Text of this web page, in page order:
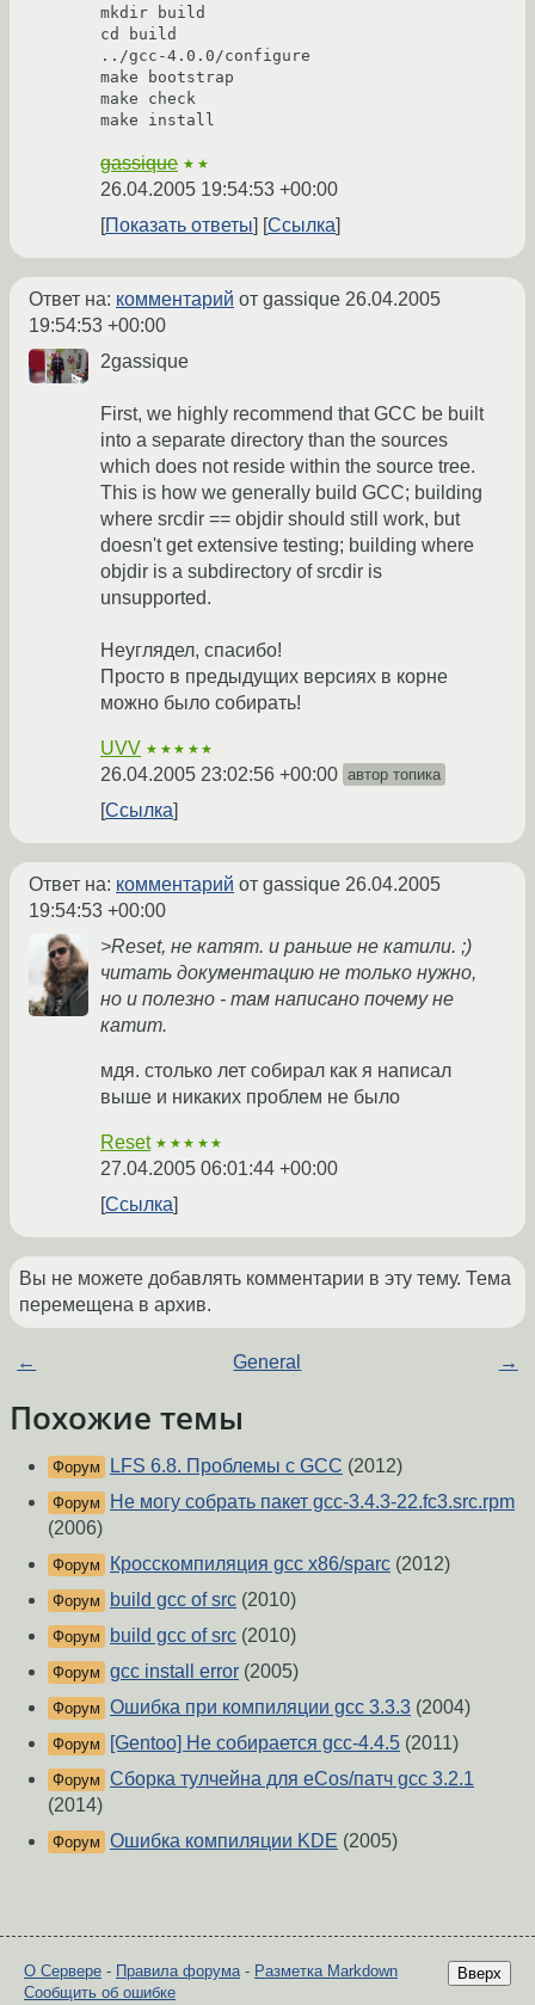
mkdir build
cd build
../gcc-4.0.0/configure
make bootstrap
make check
gassique ★★
26.04.2005 19:54:53 +00:00
Показать ответы
Ссылка
Ответ на: комментарий от gassique 26.04.2005
19:54:53 +00:00
2gassique
First, we highly recommend that GCC be built
into a separate directory than the sources
which does not reside within the source tree.
This is how we generally build GCC; building
where srcdir == objdir should still work, but
doesn't get extensive testing; building where
objdir is a subdirectory of srcdir is
unsupported.
Неуглядел, спасибо!
Просто в предыдущих версиях в корне
можно было собирать!
UVV ★★★★★
26.04.2005 23:02:56 +00:00 автор топика
Ссылка
Ответ на: комментарий от gassique 26.04.2005
19:54:53 +00:00
>Reset, не катят. и раньше не катили. ;)
читать документацию не только нужно,
но и полезно - там написано почему не
катит.
мдя. столько лет собирал как я написал
выше и никаких проблем не было
Reset ★★★★★
27.04.2005 06:01:44 +00:00
Ссылка
Вы не можете добавлять комментарии в эту тему. Тема
перемещена в архив.
← General →
Похожие темы
Форум LFS 6.8. Проблемы с GCC (2012)
Форум
Не могу собрать пакет gcc-3.4.3-22.fc3.src.rpm
(2006)
Форум Кросскомпиляция gcc x86/sparc (2012)
Форум build gcc of src (2010)
Форум build gcc of src (2010)
Форум gcc install error (2005)
Форум Ошибка при компиляции gcc 3.3.3 (2004)
Форум [Gentoo] Не собирается gcc-4.4.5 (2011)
Форум Сборка тулчейна для eCos/патч gcc 3.2.1
(2014)
Форум Ошибка компиляции KDE (2005)
Вверх
О Сервере - Правила форума- Разметка Markdown
Сообщить об ошибке